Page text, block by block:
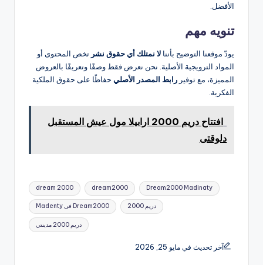
الأفضل.
تنويه مهم
يودّ موقعنا التوضيح بأننا لا نمتلك أي حقوق نشر تخص المحتوى أو
المواد الترويجية الأصلية. نحن نعرض فقط وصفًا وتعريفًا بالعروض
المميزة، مع توفير رابط المصدر الأصلي حفاظًا على حقوق الملكية
الفكرية.
افتتاح دريم 2000 ارابيلا مول عيش المستقبل
دلوقتى
العلامات: dream 2000 dream2000 Dream2000 Madinaty
Dream2000 فى Madenty دريم 2000
دريم 2000 مدينتي
آخر تحديث في مايو 25, 2026